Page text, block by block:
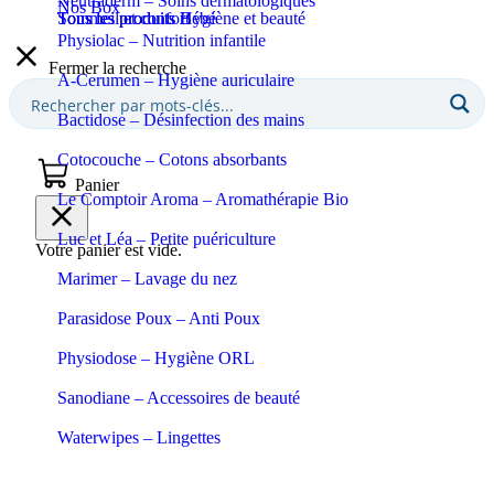
Sommeil et confort
Tous les produits Bébé
Tous les produits Hygiène et beauté
Physiolac – Nutrition infantile
A-Cerumen – Hygiène auriculaire
Bactidose – Désinfection des mains
Cotocouche – Cotons absorbants
Le Comptoir Aroma – Aromathérapie Bio
Luc et Léa – Petite puériculture
Marimer – Lavage du nez
Parasidose Poux – Anti Poux
Physiodose – Hygiène ORL
Sanodiane – Accessoires de beauté
Waterwipes – Lingettes
Nos Box
Fermer la recherche
Panier
Votre panier est vide.